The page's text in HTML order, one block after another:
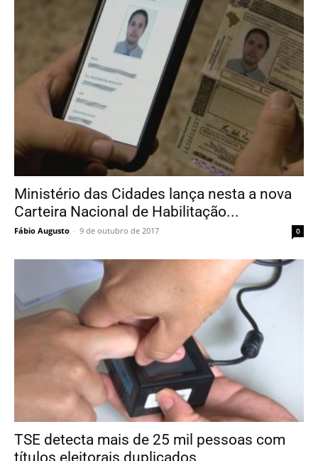
Ministério das Cidades lança nesta a nova
Carteira Nacional de Habilitação...
Fábio Augusto - 9 de outubro de 2017 0
TSE detecta mais de 25 mil pessoas com